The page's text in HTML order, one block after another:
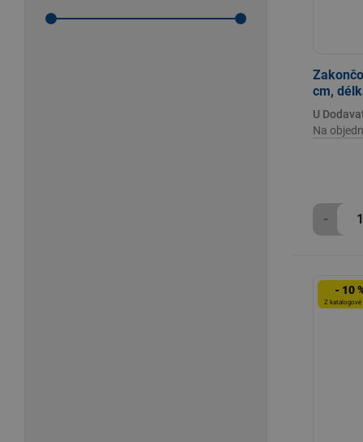
cm,
U
Na
-
- 10
Z katalogové